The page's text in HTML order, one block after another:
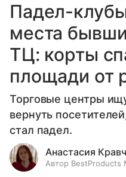
Падел-
места
ТЦ: корты
площади от
Торговые центры
вернуть
стал падел.
Анастасия
Автор BestProducts